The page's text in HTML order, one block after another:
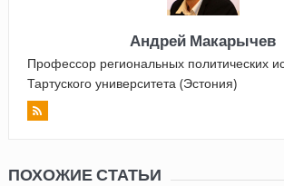
Андрей Макарычев
Профессор региональных политических
Тартуского университета (Эстония)
ПОХОЖИЕ СТАТЬИ